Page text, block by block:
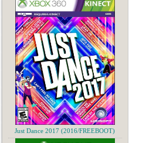
Just Dance 2017 (2016/FREEBOOT)